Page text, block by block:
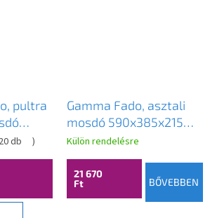
pultra
matt
REA-
db )
Gamma Fado, asztali
mosdó 590x385x215
mm, fényes fehér,
GMA-UC-FADO
Külön rendelésre
21 670
Ft
BŐVEBBEN